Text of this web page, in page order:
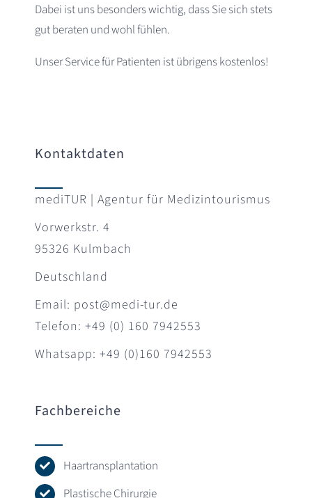
Dabei ist uns besonders wichtig, dass Sie sich stets
gut beraten und wohl fühlen.
Unser Service für Patienten ist übrigens kostenlos!
Kontaktdaten
mediTUR | Agentur für Medizintourismus
Vorwerkstr. 4
95326 Kulmbach
Deutschland
Email: post@medi-tur.de
Telefon: +49 (0) 160 7942553
Whatsapp: +49 (0)160 7942553
Fachbereiche
Haartransplantation
Plastische Chirurgie